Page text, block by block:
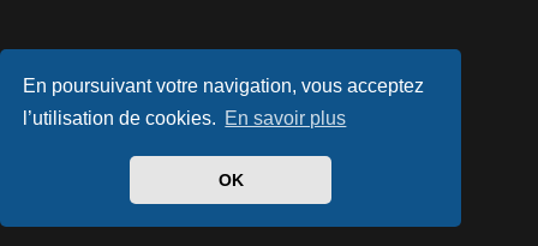
En poursuivant votre navigation, vous acceptez
l’utilisation de cookies. En savoir plus
OK